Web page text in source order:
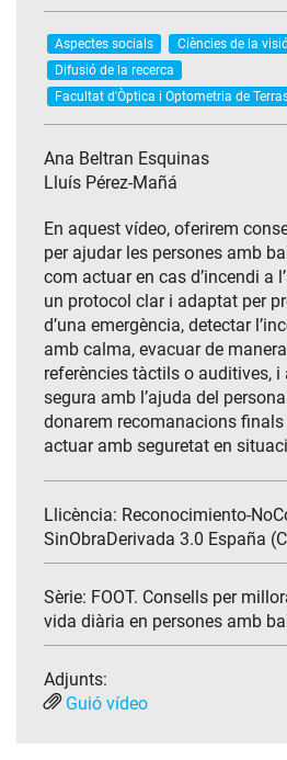
Aspectes socials Ciències de la
Difusió de la recerca
Facultat d'Òptica i Optometria de
Ana Beltran Esquinas
Lluís Pérez-Mañá
En aquest vídeo, oferirem
per ajudar les persones amb
com actuar en cas d’incendi a
un protocol clar i adaptat per
d’una emergència, detectar
amb calma, evacuar de
referències tàctils o auditives, i
segura amb l’ajuda del
donarem recomanacions finals
actuar amb seguretat en
Llicència: Reconocimiento-
SinObraDerivada 3.0 España
Sèrie: FOOT. Consells per
vida diària en persones amb
Adjunts:
Guió vídeo